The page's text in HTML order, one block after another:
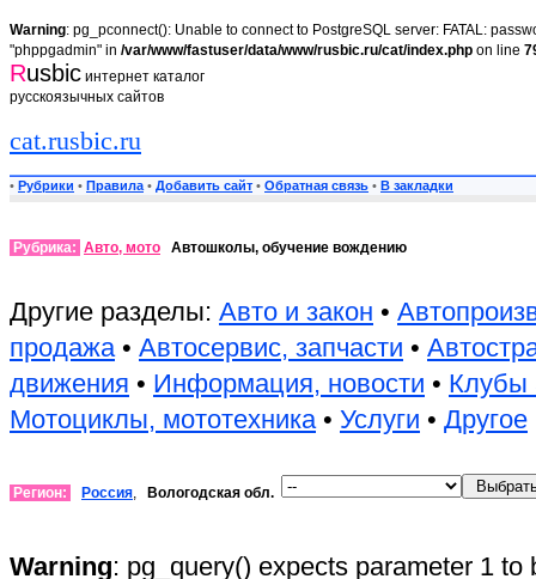
Warning: pg_pconnect(): Unable to connect to PostgreSQL server: FATAL:
"phppgadmin" in /var/www/fastuser/data/www/rusbic.ru/cat/index.php on line
Rusbic интернет каталог
русскоязычных сайтов
cat.rusbic.ru
• Рубрики • Правила • Добавить сайт • Обратная связь • В закладки
Рубрика: Авто, мото Автошколы, обучение вождению
Другие разделы: Авто и закон •
продажа• Автосервис, запчасти •
движения • Информация, новости • Клубы
Мотоциклы, мототехника• Услуги • Другое
Регион: Россия, Вологодская обл.
Warning: pg_query() expects parameter 1